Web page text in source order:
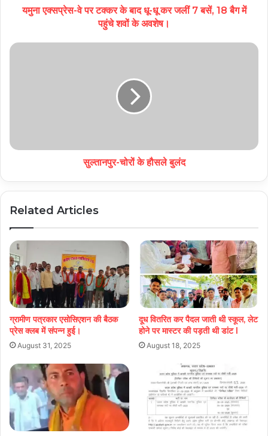
यमुना एक्सप्रेस-वे पर टक्कर के बाद धू-धू कर जलीं 7 बसें, 18 बैग में
पहुंचे शवों के अवशेष।
सुल्तानपुर-चोरों के हौसले बुलंद
Related Articles
ग्रामीण पत्रकार एसोसिएशन की बैठक
प्रेस क्लब में संपन्न हुई।
August 31, 2025
दूध वितरित कर पैदल जाती थी स्कूल, लेट
होने पर मास्टर की पड़ती थी डांट l
August 18, 2025